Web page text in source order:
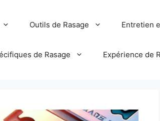
Outils de Rasage Entretien
de Rasage Expérience de